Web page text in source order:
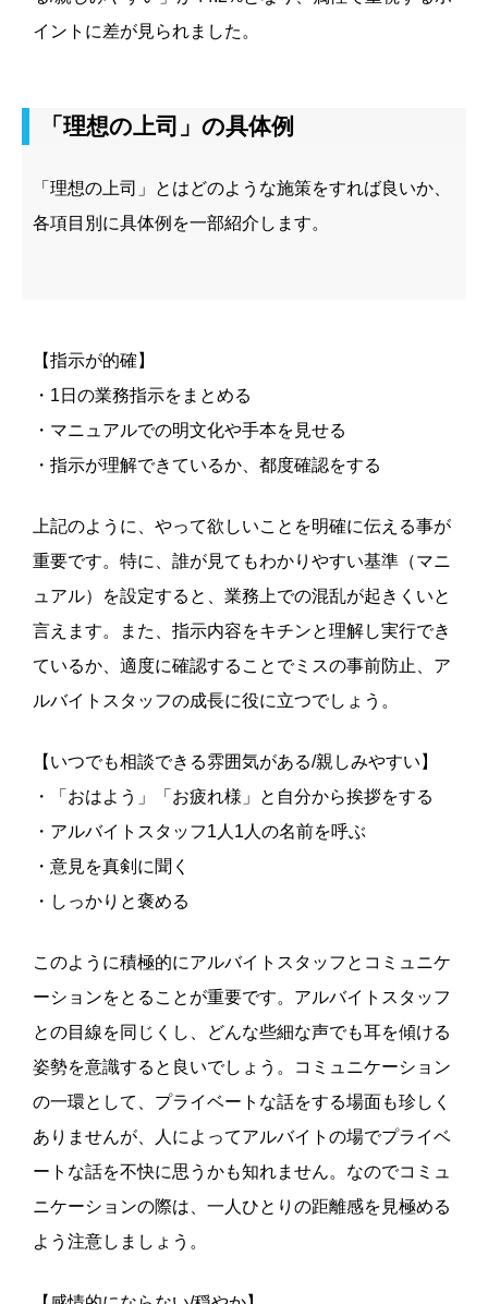
イントに差が見られました。
「理想の上司」の具体例
「理想の上司」とはどのような施策をすれば良いか、
各項目別に具体例を一部紹介します。
【指示が的確】
・1日の業務指示をまとめる
・マニュアルでの明文化や手本を見せる
・指示が理解できているか、都度確認をする
上記のように、やって欲しいことを明確に伝える事が
重要です。特に、誰が見てもわかりやすい基準（マニ
ュアル）を設定すると、業務上での混乱が起きくいと
言えます。また、指示内容をキチンと理解し実行でき
ているか、適度に確認することでミスの事前防止、ア
ルバイトスタッフの成長に役に立つでしょう。
【いつでも相談できる雰囲気がある/親しみやすい】
・「おはよう」「お疲れ様」と自分から挨拶をする
・アルバイトスタッフ1人1人の名前を呼ぶ
・意見を真剣に聞く
・しっかりと褒める
このように積極的にアルバイトスタッフとコミュニケ
ーションをとることが重要です。アルバイトスタッフ
との目線を同じくし、どんな些細な声でも耳を傾ける
姿勢を意識すると良いでしょう。コミュニケーション
の一環として、プライベートな話をする場面も珍しく
ありませんが、人によってアルバイトの場でプライベ
ートな話を不快に思うかも知れません。なのでコミュ
ニケーションの際は、一人ひとりの距離感を見極める
よう注意しましょう。